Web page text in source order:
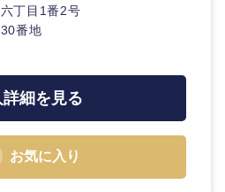
丁目1番2号
番地
細を見る
お気に入り